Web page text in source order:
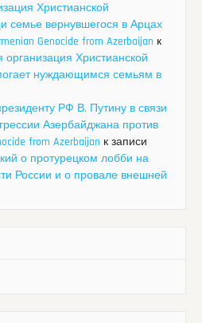
Христианской
семье вернувшегося в Арцах
Genocide from Azerbaijan к
Христианской
нуждающимся семьям в
РФ В. Путину в связи
Азербайджана против
from Azerbaijan к записи
о протурецком лобби на
России и о провале внешней